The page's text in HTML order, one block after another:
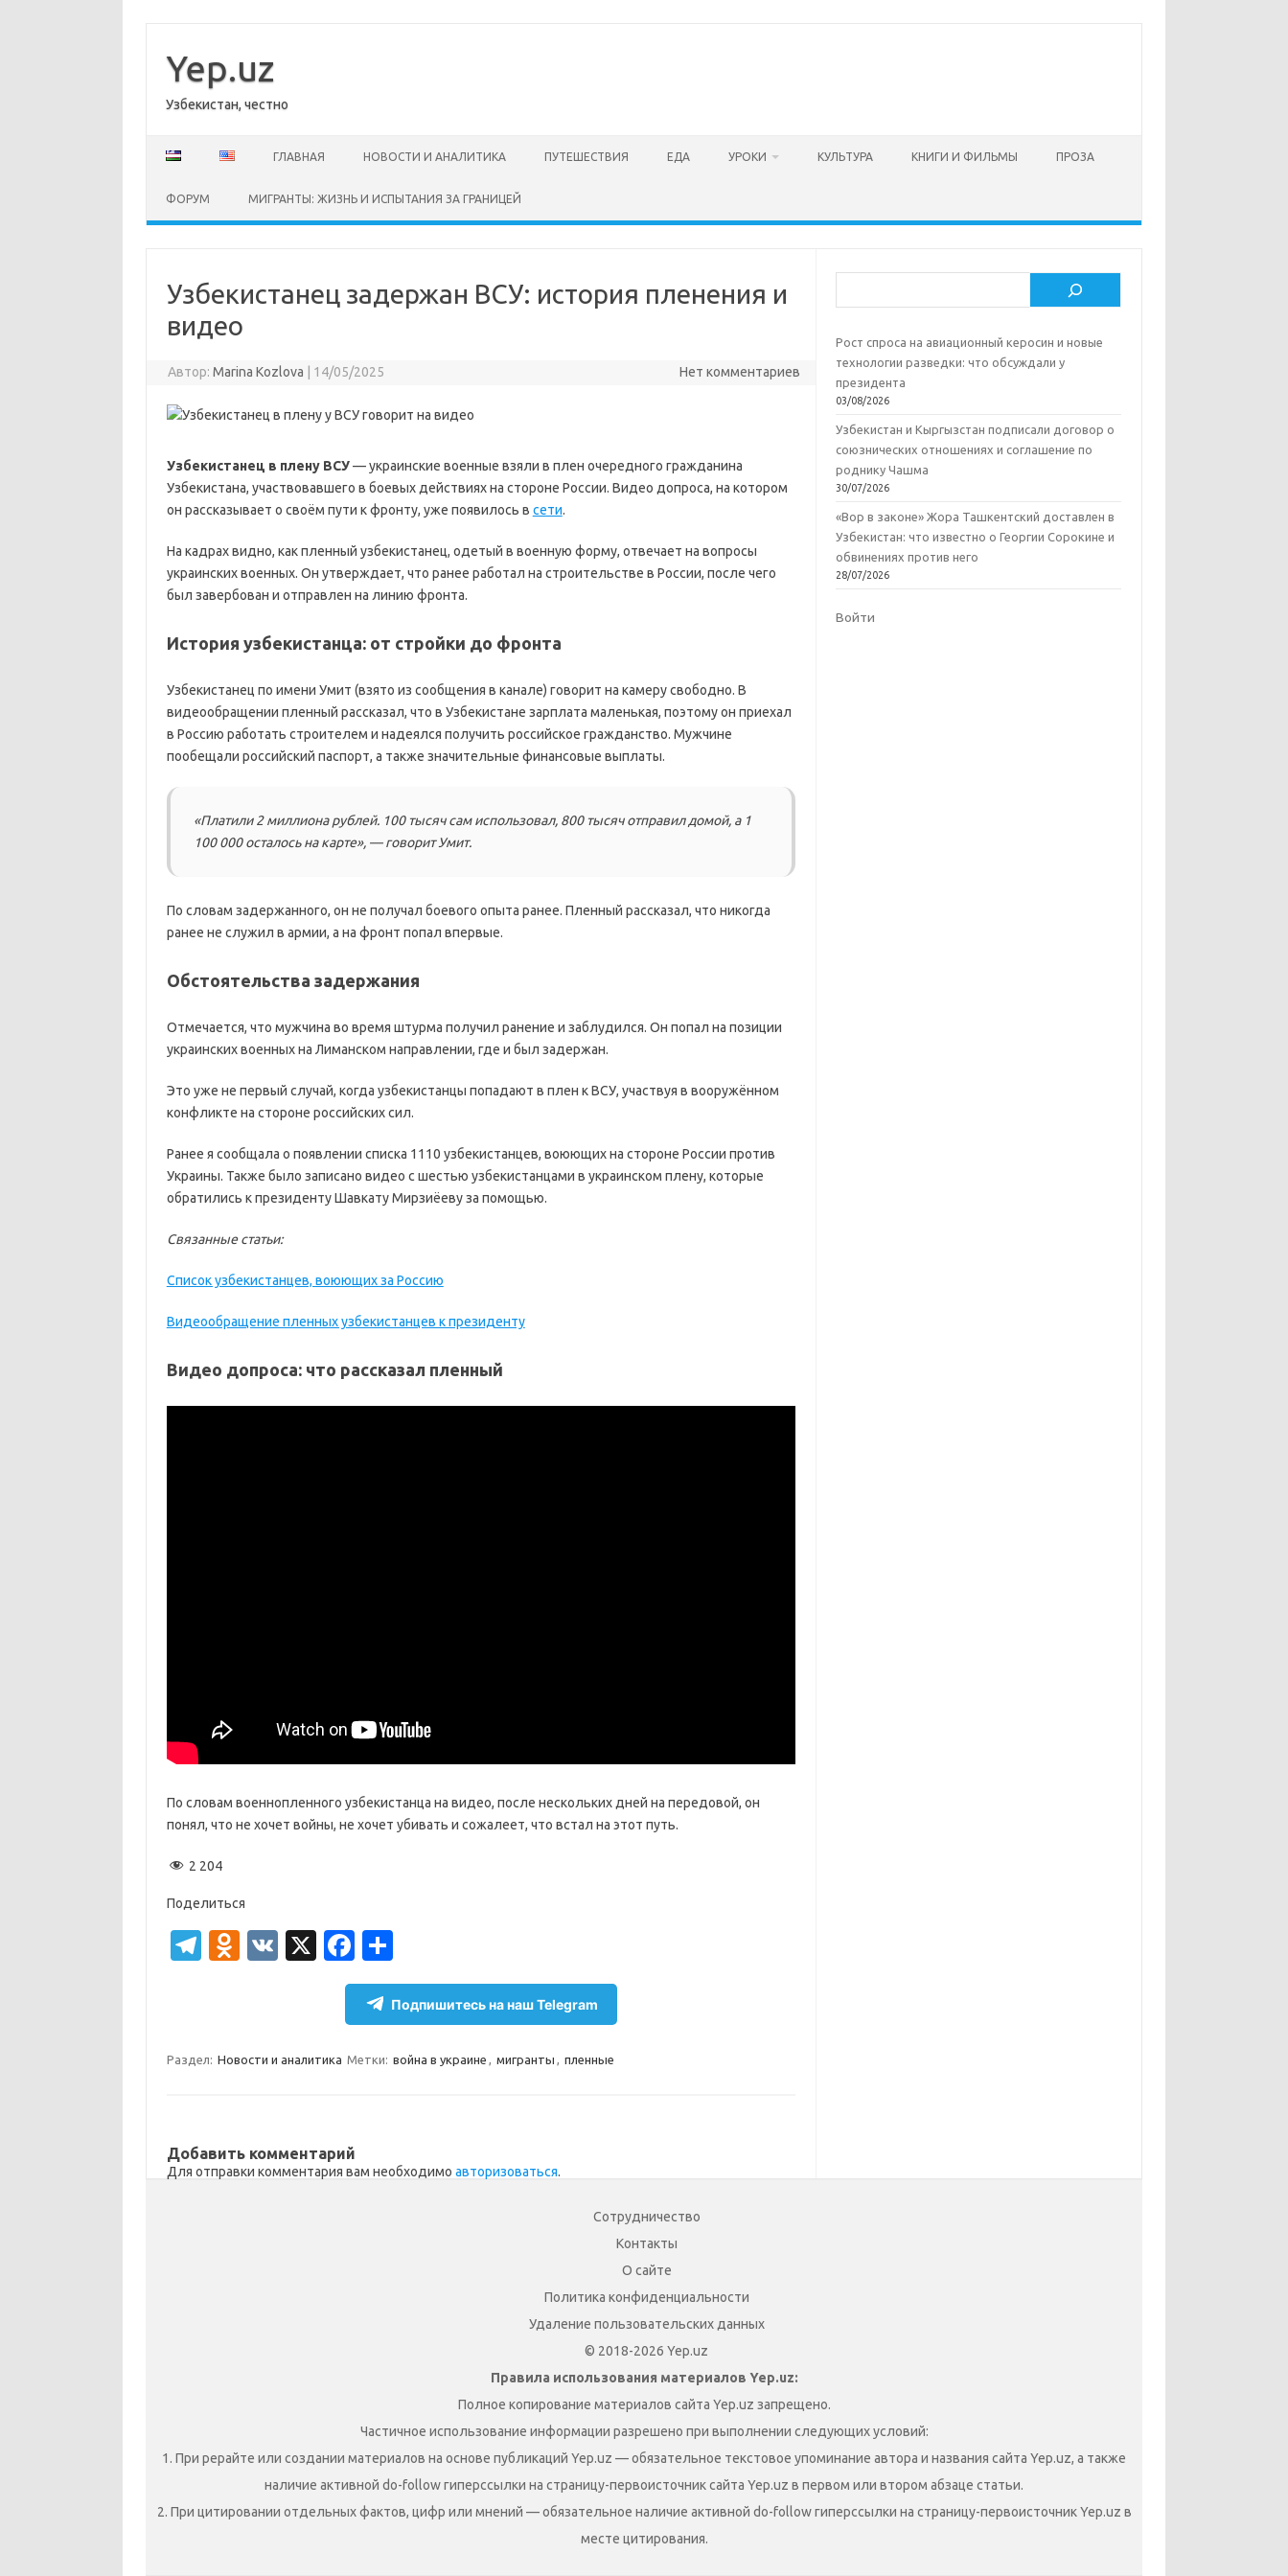
содержимому
Yep.uz
Узбекистан, честно
ГЛАВНАЯ НОВОСТИ И АНАЛИТИКА ПУТЕШЕСТВИЯ ЕДА УРОКИ КУЛЬТУРА КНИГИ И ФИЛЬМЫ ПРОЗА
ФОРУМ МИГРАНТЫ: ЖИЗНЬ И ИСПЫТАНИЯ ЗА ГРАНИЦЕЙ
Узбекистанец задержан ВСУ: история пленения и
видео
Автор: Marina Kozlova 14/05/2025 Нет комментариев
Узбекистанец в плену ВСУ— украинские военные взяли в плен очередного гражданина
Узбекистана, участвовавшего в боевых действиях на стороне России. Видео допроса, на котором
он рассказывает о своём пути к фронту, уже появилось в сети.
На кадрах видно, как пленный узбекистанец, одетый в военную форму, отвечает на вопросы
украинских военных. Он утверждает, что ранее работал на строительстве в России, после чего
был завербован и отправлен на линию фронта.
История узбекистанца: от стройки до фронта
Узбекистанец по имени Умит (взято из сообщения в канале) говорит на камеру свободно. В
видеообращении пленный рассказал, что в Узбекистане зарплата маленькая, поэтому он приехал
в Россию работать строителем и надеялся получить российское гражданство. Мужчине
пообещали российский паспорт, а также значительные финансовые выплаты.
«Платили 2 миллиона рублей. 100 тысяч сам использовал, 800 тысяч отправил домой, а 1
100 000 осталось на карте», — говорит Умит.
По словам задержанного, он не получал боевого опыта ранее. Пленный рассказал, что никогда
ранее не служил в армии, а на фронт попал впервые.
Обстоятельства задержания
Отмечается, что мужчина во время штурма получил ранение и заблудился. Он попал на позиции
украинских военных на Лиманском направлении, где и был задержан.
Это уже не первый случай, когда узбекистанцы попадают в плен к ВСУ, участвуя в вооружённом
конфликте на стороне российских сил.
Ранее я сообщала о появлении списка 1110 узбекистанцев, воюющих на стороне России против
Украины. Также было записано видео с шестью узбекистанцами в украинском плену, которые
обратились к президенту Шавкату Мирзиёеву за помощью.
Связанные статьи:
Список узбекистанцев, воюющих за Россию
Видеообращение пленных узбекистанцев к президенту
Видео допроса: что рассказал пленный
По словам военнопленного узбекистанца на видео, после нескольких дней на передовой, он
понял, что не хочет войны, не хочет убивать и сожалеет, что встал на этот путь.
2 204
Поделиться
T
a
O
kl
ik
V
X
Fa
c
e
o
т
п
а
т
Подпишитесь на наш Telegram
Раздел: Новости и аналитика Метки: война в украине , мигранты , пленные
Добавить комментарий
Для отправки комментария вам необходимо авторизоваться.
Рост спроса на авиационный керосин и новые
технологии разведки: что обсуждали у
президента
03/08/2026
Узбекистан и Кыргызстан подписали договор о
союзнических отношениях и соглашение по
роднику Чашма
30/07/2026
«Вор в законе» Жора Ташкентский доставлен в
Узбекистан: что известно о Георгии Сорокине и
обвинениях против него
28/07/2026
Войти
Сотрудничество
Контакты
О сайте
Политика конфиденциальности
Удаление пользовательских данных
© 2018-2026 Yep.uz
Правила использования материалов Yep.uz:
Полное копирование материалов сайта Yep.uz запрещено.
Частичное использование информации разрешено при выполнении следующих условий:
1. При рерайте или создании материалов на основе публикаций Yep.uz — обязательное текстовое упоминание автора и названия сайта Yep.uz, а также
наличие активной do-follow гиперссылки на страницу-первоисточник сайта Yep.uz в первом или втором абзаце статьи.
2. При цитировании отдельных фактов, цифр или мнений — обязательное наличие активной do-follow гиперссылки на страницу-первоисточник Yep.uz в
месте цитирования.